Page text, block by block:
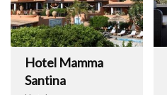
Hotel Mamma
Santina